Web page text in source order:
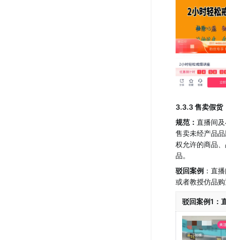
3.3.3 售卖假货
规范： 直播间
售卖未经产品
权允许的商品
品。
驳回案例 ：直
或者教授仿品
驳回案例1：